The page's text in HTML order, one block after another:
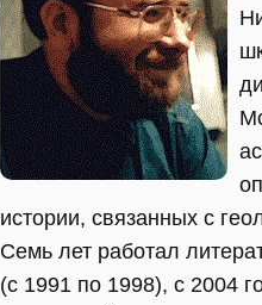
истории, связанных с
Семь лет работал
(с 1991 по 1998), с 2004